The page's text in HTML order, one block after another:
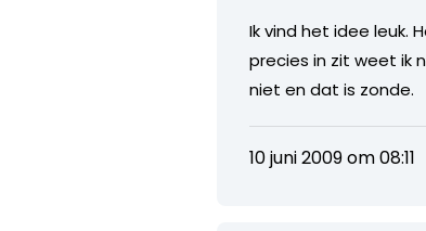
Ik vind het idee leuk.
precies in zit weet ik
niet en dat is zonde.
10 juni 2009 om 08:11